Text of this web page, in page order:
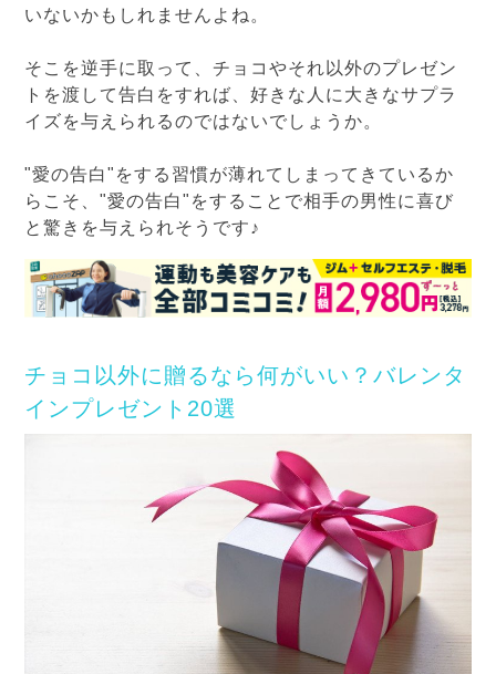
いないかもしれませんよね。
そこを逆手に取って、チョコやそれ以外のプレゼン
トを渡して告白をすれば、好きな人に大きなサプラ
イズを与えられるのではないでしょうか。
"愛の告白"をする習慣が薄れてしまってきているか
らこそ、"愛の告白"をすることで相手の男性に喜び
と驚きを与えられそうです♪
チョコ以外に贈るなら何がいい？バレンタ
インプレゼント20選